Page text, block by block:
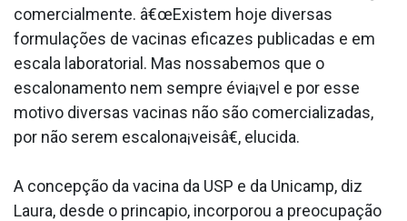
comercialmente. â€œExistem hoje diversas
formulações de vacinas eficazes publicadas e em
escala laboratorial. Mas nossabemos que o
escalonamento nem sempre évia¡vel e por esse
motivo diversas vacinas não são comercializadas,
por não serem escalona¡veisâ€, elucida.
A concepção da vacina da USP e da Unicamp, diz
Laura, desde o princa­pio, incorporou a preocupação